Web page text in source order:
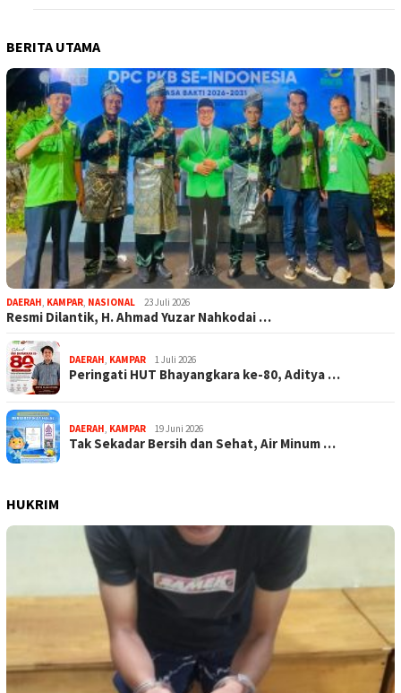
BERITA UTAMA
DAERAH KAMPAR NASIONAL 23 Juli 2026
Resmi Dilantik, H. Ahmad Yuzar Nahkodai …
DAERAH KAMPAR 1 Juli 2026
Peringati HUT Bhayangkara ke-80, Aditya …
DAERAH KAMPAR 19 Juni 2026
Tak Sekadar Bersih dan Sehat, Air Minum …
HUKRIM